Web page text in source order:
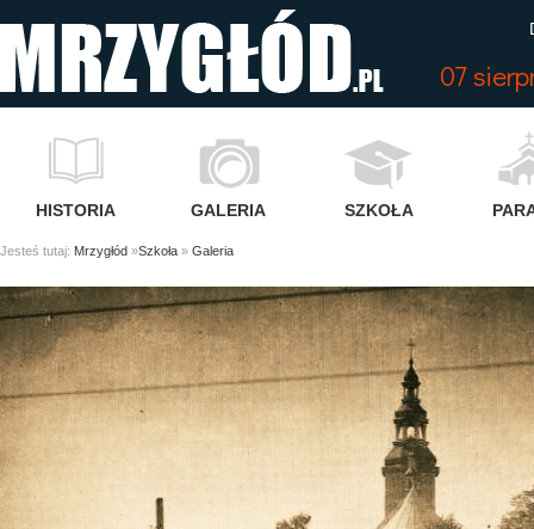
07
HISTORIA GALERIA SZKOŁA
Jesteś tutaj: Mrzygłód »Szkoła » Galeria